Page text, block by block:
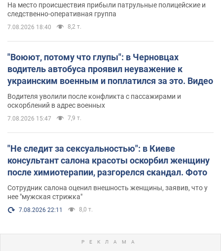
На место происшествия прибыли патрульные полицейские и
следственно-оперативная группа
7.08.2026 18:40 8,2 т.
"Воюют, потому что глупы": в Черновцах
водитель автобуса проявил неуважение к
украинским военным и поплатился за это. Видео
Водителя уволили после конфликта с пассажирами и
оскорблений в адрес военных
7.08.2026 15:47 7,9 т.
"Не следит за сексуальностью": в Киеве
консультант салона красоты оскорбил женщину
после химиотерапии, разгорелся скандал. Фото
Сотрудник салона оценил внешность женщины, заявив, что у
нее "мужская стрижка"
7.08.2026 22:11 8,0 т.